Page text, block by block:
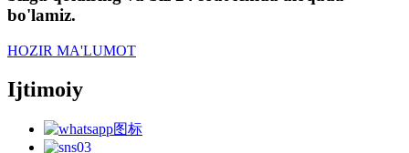
bo'lamiz.
HOZIR MA'LUMOT
Ijtimoiy